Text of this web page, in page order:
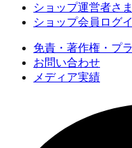
ショップ運営者さ
ショップ会員ログ
免責・著作権・プ
お問い合わせ
メディア実績